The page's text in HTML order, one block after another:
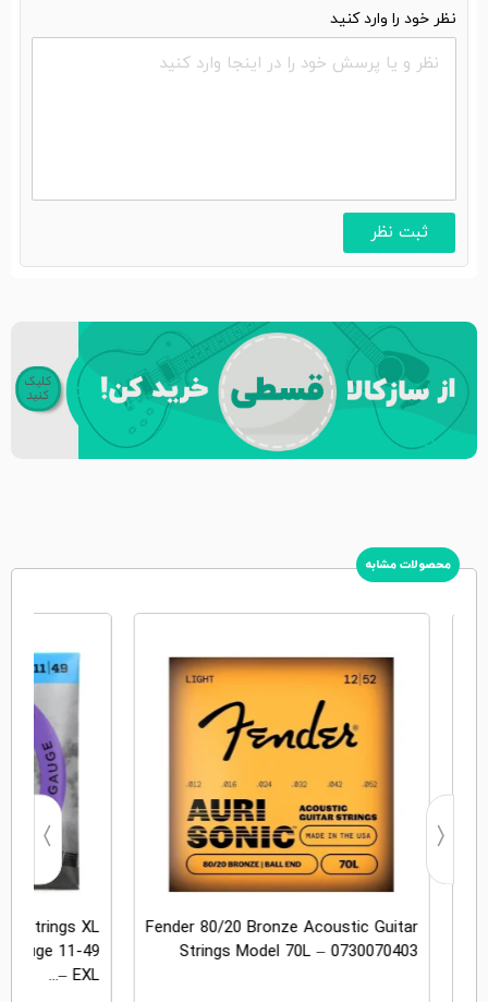
محصولات مشابه
Fender 80/20 Bronze Acoustic Guitar
Strings Model 70L – 0730070403
Strings XL
Gauge 11-49
– EXL...